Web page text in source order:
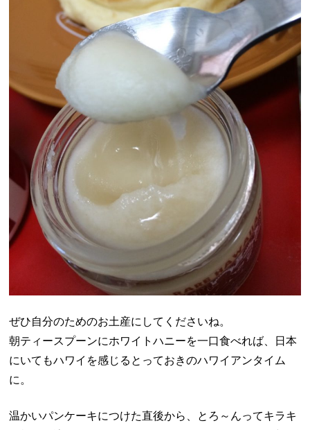
ぜひ自分のためのお土産にしてくださいね。
朝ティースプーンにホワイトハニーを一口食べれば、日本
にいてもハワイを感じるとっておきのハワイアンタイム
に。
温かいパンケーキにつけた直後から、とろ～んってキラキ